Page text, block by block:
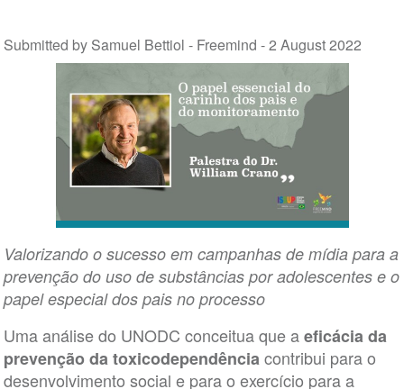
Submitted by Samuel Bettiol - Freemind -2 August 2022
Valorizando o sucesso em campanhas de mídia para a
prevenção do uso de substâncias por adolescentes e o
papel especial dos pais no processo
Uma análise do UNODC conceitua que aeficácia da
prevenção da toxicodependência contribui para o
desenvolvimento social e para o exercício para a